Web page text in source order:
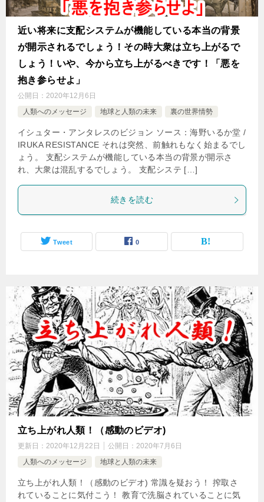
近い将来に支配システムが機能している本当の背景
が開示されるでしょう！その時大衆は立ち上がるで
しょう！いや、今から立ち上がるべきです！「悪を
抱き参らせよ」
公開日： 2020年12月6日
人類へのメッセージ
地球と人類の未来 裏の世界情勢
イシュター・アンタレスのビジョン ソース：海野いるか堂 /
IRUKA RESISTANCE それは突然、前触れもなく始まるでし
ょう。 支配システムが機能している本当の背景が開示さ
れ、大衆は混乱するでしょう。 支配システ […]
続きを読む
Tweet 0
立ち上がれ人類！（感動のビデオ)
更新日： 2020年12月22日 公開日： 2020年7月6日
人類へのメッセージ
地球と人類の未来
立ち上がれ人類！（感動のビデオ) 常識を疑おう！ 搾取さ
れていることに気付こう！ 教育で洗脳されていることに気